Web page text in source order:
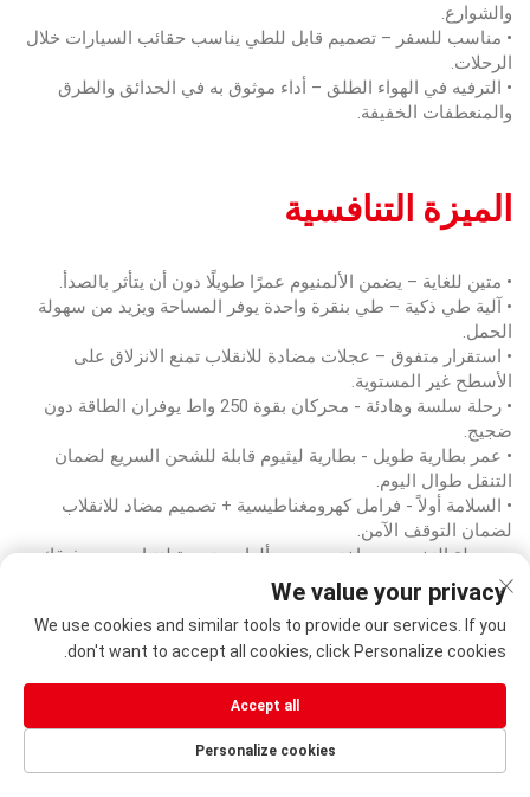
والشوارع.
• مناسب للسفر – تصميم قابل للطي يناسب حقائب السيارات خلال
الرحلات.
• الترفيه في الهواء الطلق – أداء موثوق به في الحدائق والطرق
والمنعطفات الخفيفة.
الميزة التنافسية
• متين للغاية – يضمن الألمنيوم عمرًا طويلًا دون أن يتأثر بالصدأ.
• آلية طي ذكية – طي بنقرة واحدة يوفر المساحة ويزيد من سهولة
الحمل.
• استقرار متفوق – عجلات مضادة للانقلاب تمنع الانزلاق على
الأسطح غير المستوية.
• رحلة سلسة وهادئة - محركان بقوة 250 واط يوفران الطاقة دون
ضجيج.
• عمر بطارية طويل - بطارية ليثيوم قابلة للشحن السريع لضمان
التنقل طوال اليوم.
• السلامة أولاً - فرامل كهرومغناطيسية + تصميم مضاد للانقلاب
لضمان التوقف الآمن.
• سهولة التخصيص - اختر من بين ألوان متعددة لتتناسب مع ذوقك
الشخصي.
• شهادات CE - تتوافق مع المعايير الدولية للسلامة.
الأسئلة الشائعة
س: هل أنت شركة تجارية أم مصنع؟
We value your privacy
We use cookies and similar tools to provide our services. If you
don't want to accept all cookies, click Personalize cookies.
Personalize cookies
Accept all